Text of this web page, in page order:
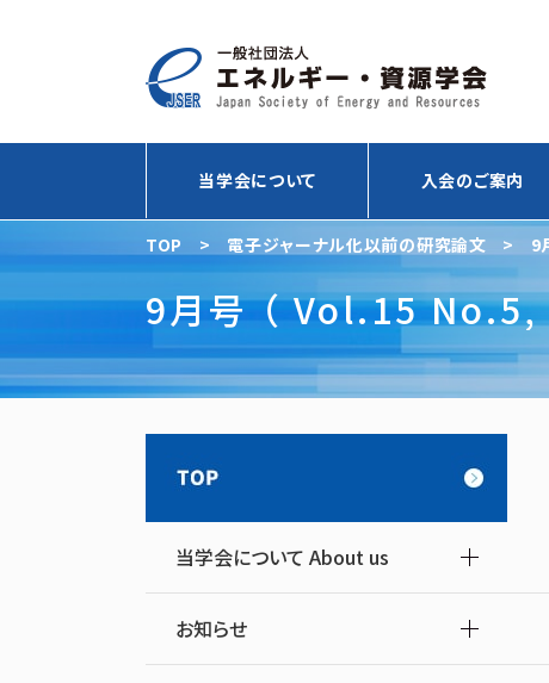
当学会について 入会のご案内
TOP > 電子ジャーナル化以前の研究論文 >
当学会について About us
お知らせ